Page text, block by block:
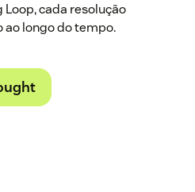
cada resolução
ao longo do tempo.